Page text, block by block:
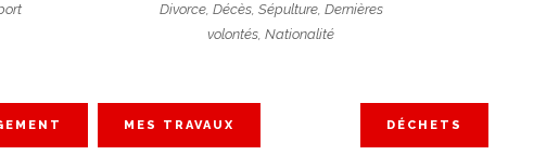
Divorce, Décès, Sépulture, Dernières
volontés, Nationalité
MES TRAVAUX DÉCHETS